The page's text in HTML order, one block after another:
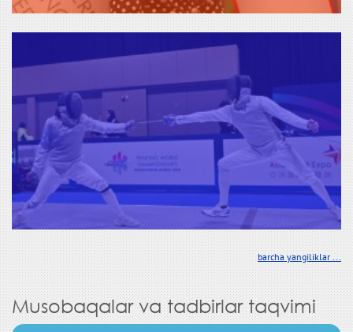
barcha yangiliklar ...
Musobaqalar va tadbirlar taqvimi